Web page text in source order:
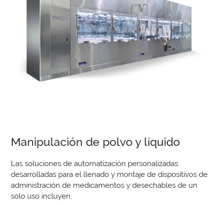
Manipulación de polvo y líquido
Las soluciones de automatización personalizadas
desarrolladas para el llenado y montaje de dispositivos de
administración de medicamentos y desechables de un
solo uso incluyen: